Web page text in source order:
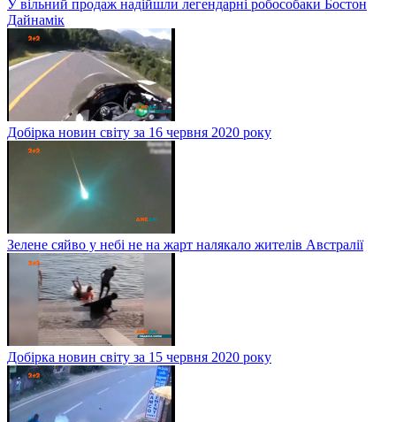
У вільний продаж надійшли легендарні робособаки Бостон
Дайнамік
Добірка новин світу за 16 червня 2020 року
Зелене сяйво у небі не на жарт налякало жителів Австралії
Добірка новин світу за 15 червня 2020 року